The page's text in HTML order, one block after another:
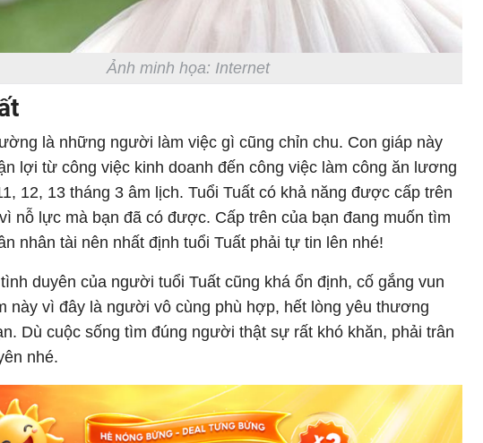
Ảnh minh họa: Internet
là những người làm việc gì cũng chỉn chu. Con giáp này
lợi từ công việc kinh doanh đến công việc làm công ăn lương
12, 13 tháng 3 âm lịch. Tuổi Tuất có khả năng được cấp trên
nỗ lực mà bạn đã có được. Cấp trên của bạn đang muốn tìm
nhân tài nên nhất định tuổi Tuất phải tự tin lên nhé!
duyên của người tuổi Tuất cũng khá ổn định, cố gắng vun
này vì đây là người vô cùng phù hợp, hết lòng yêu thương
Dù cuộc sống tìm đúng người thật sự rất khó khăn, phải trân
nhé.